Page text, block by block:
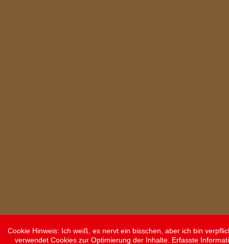
Cookie Hinweis: Ich weiß, es nervt ein bisschen, aber ich bin
verwendet Cookies zur Optimierung der Inhalte. Erfasste